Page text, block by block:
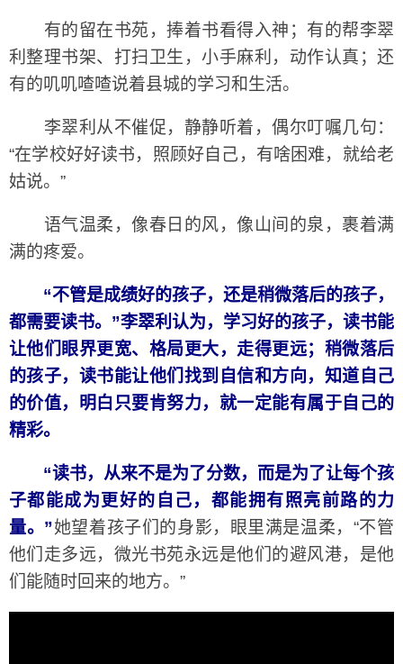
有的留在书苑，捧着书看得入神；有的帮李翠
利整理书架、打扫卫生，小手麻利，动作认真；还
有的叽叽喳喳说着县城的学习和生活。
李翠利从不催促，静静听着，偶尔叮嘱几句：
“在学校好好读书，照顾好自己，有啥困难，就给老
姑说。”
语气温柔，像春日的风，像山间的泉，裹着满
满的疼爱。
“不管是成绩好的孩子，还是稍微落后的孩子，
都需要读书。”李翠利认为，学习好的孩子，读书能
让他们眼界更宽、格局更大，走得更远；稍微落后
的孩子，读书能让他们找到自信和方向，知道自己
的价值，明白只要肯努力，就一定能有属于自己的
精彩。
“读书，从来不是为了分数，而是为了让每个孩
子都能成为更好的自己，都能拥有照亮前路的力
量。”她望着孩子们的身影，眼里满是温柔，“不管
他们走多远，微光书苑永远是他们的避风港，是他
们能随时回来的地方。”